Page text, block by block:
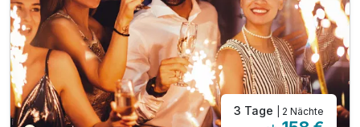
3 Tage | 2 Nächte